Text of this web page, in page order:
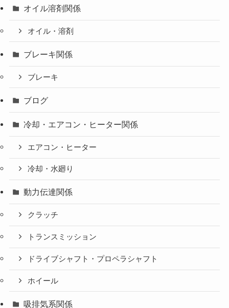
オイル溶剤関係
オイル・溶剤
ブレーキ関係
ブレーキ
ブログ
冷却・エアコン・ヒーター関係
エアコン・ヒーター
冷却・水廻り
動力伝達関係
クラッチ
トランスミッション
ドライブシャフト・プロペラシャフト
ホイール
吸排気系関係